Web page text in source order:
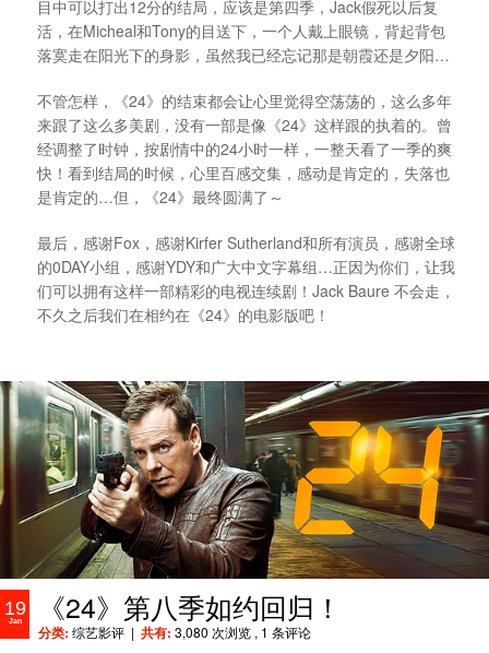
目中可以打出12分的结局，应该是第四季，Jack假死以后复
活，在Micheal和Tony的目送下，一个人戴上眼镜，背起背包
落寞走在阳光下的身影，虽然我已经忘记那是朝霞还是夕阳…
不管怎样，《24》的结束都会让心里觉得空荡荡的，这么多年
来跟了这么多美剧，没有一部是像《24》这样跟的执着的。曾
经调整了时钟，按剧情中的24小时一样，一整天看了一季的爽
快！看到结局的时候，心里百感交集，感动是肯定的，失落也
是肯定的…但，《24》最终圆满了～
最后，感谢Fox，感谢Kirfer Sutherland和所有演员，感谢全球
的0DAY小组，感谢YDY和广大中文字幕组…正因为你们，让我
们可以拥有这样一部精彩的电视连续剧！Jack Baure 不会走，
不久之后我们在相约在《24》的电影版吧！
19
Jan 《24》第八季如约回归！
分类: 综艺影评 | 共有: 3,080 次浏览 , 1 条评论